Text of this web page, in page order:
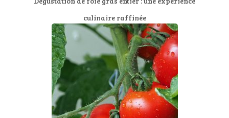
culinaire raffinée